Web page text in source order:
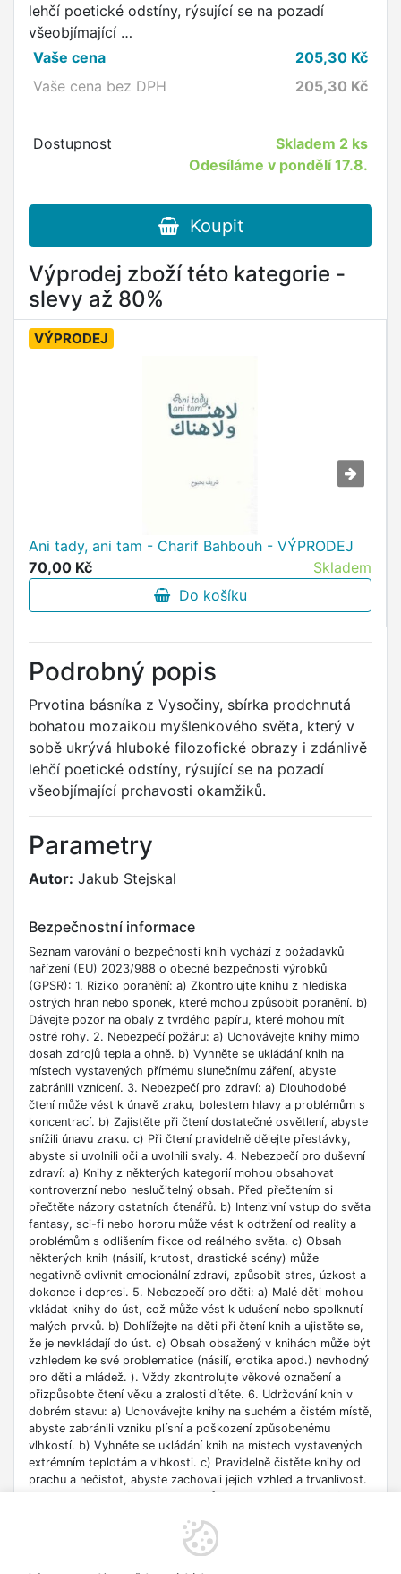
lehčí poetické odstíny, rýsující se na pozadí
všeobjímající …
Vaše cena
205,30 Kč
Vaše cena bez DPH
205,30 Kč
Dostupnost Skladem 2 ks
Odesíláme v pondělí 17.8.
Koupit
Výprodej zboží této kategorie -
slevy až 80%
VÝPRODEJ
Ani tady, ani tam - Charif Bahbouh - VÝPRODEJ
70,00 Kč
Skladem
Do košíku
Podrobný popis
Prvotina básníka z Vysočiny, sbírka prodchnutá
bohatou mozaikou myšlenkového světa, který v
sobě ukrývá hluboké filozofické obrazy i zdánlivě
lehčí poetické odstíny, rýsující se na pozadí
všeobjímající prchavosti okamžiků.
Parametry
Autor: Jakub Stejskal
Bezpečnostní informace
Seznam varování o bezpečnosti knih vychází z požadavků
nařízení (EU) 2023/988 o obecné bezpečnosti výrobků
(GPSR): 1. Riziko poranění: a) Zkontrolujte knihu z hlediska
ostrých hran nebo sponek, které mohou způsobit poranění. b)
Dávejte pozor na obaly z tvrdého papíru, které mohou mít
ostré rohy. 2. Nebezpečí požáru: a) Uchovávejte knihy mimo
dosah zdrojů tepla a ohně. b) Vyhněte se ukládání knih na
místech vystavených přímému slunečnímu záření, abyste
zabránili vznícení. 3. Nebezpečí pro zdraví: a) Dlouhodobé
čtení může vést k únavě zraku, bolestem hlavy a problémům s
koncentrací. b) Zajistěte při čtení dostatečné osvětlení, abyste
snížili únavu zraku. c) Při čtení pravidelně dělejte přestávky,
abyste si uvolnili oči a uvolnili svaly. 4. Nebezpečí pro duševní
zdraví: a) Knihy z některých kategorií mohou obsahovat
kontroverzní nebo neslučitelný obsah. Před přečtením si
přečtěte názory ostatních čtenářů. b) Intenzivní vstup do světa
fantasy, sci-fi nebo hororu může vést k odtržení od reality a
problémům s odlišením fikce od reálného světa. c) Obsah
některých knih (násilí, krutost, drastické scény) může
negativně ovlivnit emocionální zdraví, způsobit stres, úzkost a
dokonce i depresi. 5. Nebezpečí pro děti: a) Malé děti mohou
vkládat knihy do úst, což může vést k udušení nebo spolknutí
malých prvků. b) Dohlížejte na děti při čtení knih a ujistěte se,
že je nevkládají do úst. c) Obsah obsažený v knihách může být
vzhledem ke své problematice (násilí, erotika apod.) nevhodný
pro děti a mládež. ). Vždy zkontrolujte věkové označení a
přizpůsobte čtení věku a zralosti dítěte. 6. Udržování knih v
dobrém stavu: a) Uchovávejte knihy na suchém a čistém místě,
abyste zabránili vzniku plísní a poškození způsobenému
vlhkostí. b) Vyhněte se ukládání knih na místech vystavených
extrémním teplotám a vlhkosti. c) Pravidelně čistěte knihy od
prachu a nečistot, abyste zachovali jejich vzhled a trvanlivost.
vzdělávací nebo profesní účely. b) Věnujte pozornost datu
vydání, protože znalosti v některých oblastech se rychle